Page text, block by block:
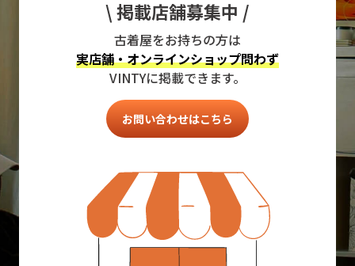
\ 掲載店舗募集中 /
古着屋をお持ちの方は
実店舗・オンラインショップ問わず
VINTYに掲載できます。
お問い合わせはこちら